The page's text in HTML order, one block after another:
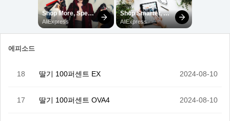
에피소드
18 딸기 100퍼센트 EX 2024-08-10
17 딸기 100퍼센트 OVA4 2024-08-10